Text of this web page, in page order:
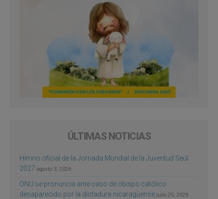
ÚLTIMAS NOTICIAS
Himno oficial de la Jornada Mundial de la Juventud Seúl
2027 agosto 3, 2026
ONU se pronuncia ante caso de obispo católico
desaparecido por la dictadura nicaragüense julio 25, 2026